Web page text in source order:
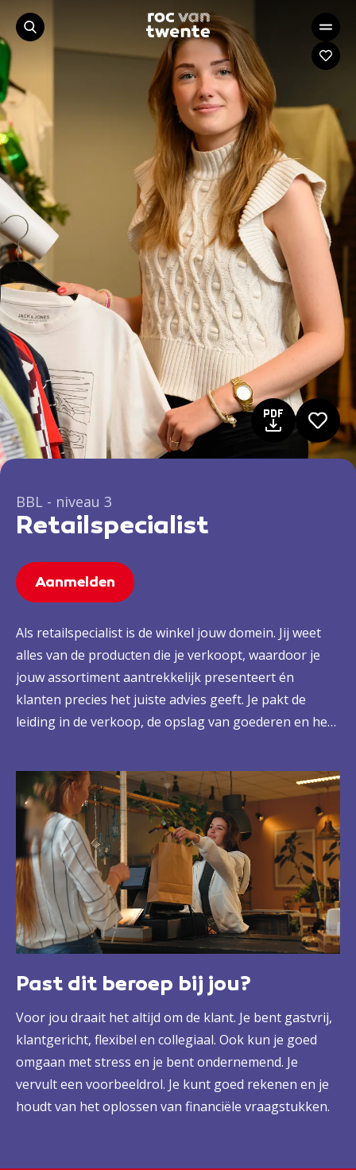
BBL - niveau 3
Retailspecialist
Aanmelden
Als retailspecialist is de winkel jouw domein. Jij weet
alles van de producten die je verkoopt, waardoor je
jouw assortiment aantrekkelijk presenteert én
klanten precies het juiste advies geeft. Je pakt de
leiding in de verkoop, de opslag van goederen en het
Past dit beroep bij jou?
Voor jou draait het altijd om de klant. Je bent gastvrij,
klantgericht, flexibel en collegiaal. Ook kun je goed
omgaan met stress en je bent ondernemend. Je
vervult een voorbeeldrol. Je kunt goed rekenen en je
houdt van het oplossen van financiële vraagstukken.